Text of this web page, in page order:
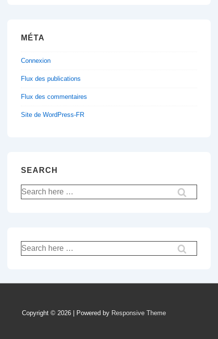
MÉTA
Connexion
Flux des publications
Flux des commentaires
Site de WordPress-FR
SEARCH
Recherche
pour:
Recherche
pour:
Copyright © 2026 | Powered by Responsive Theme